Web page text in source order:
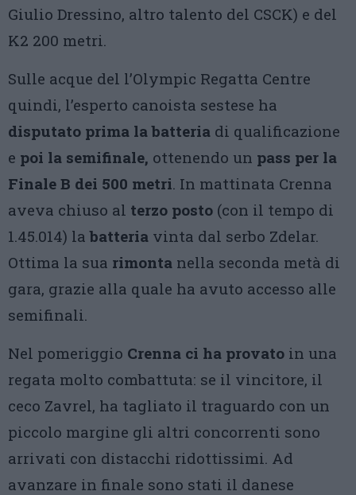
Giulio Dressino, altro talento del CSCK) e del
K2 200 metri.
Sulle acque del l’Olympic Regatta Centre
quindi, l’esperto canoista sestese ha
disputato prima la batteria di qualificazione
e poi la semifinale, ottenendo un pass per la
Finale B dei 500 metri. In mattinata Crenna
aveva chiuso al terzo posto (con il tempo di
1.45.014) labatteria vinta dal serbo Zdelar.
Ottima la sua rimonta nella seconda metà di
gara, grazie alla quale ha avuto accesso alle
semifinali.
Nel pomeriggio Crenna ci ha provato in una
regata molto combattuta: se il vincitore, il
ceco Zavrel, ha tagliato il traguardo con un
piccolo margine gli altri concorrenti sono
arrivati con distacchi ridottissimi. Ad
avanzare in finale sono stati il danese